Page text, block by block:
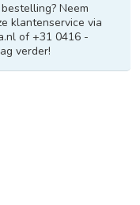
Neem
klantenservice via
of +31 0416 -
verder!